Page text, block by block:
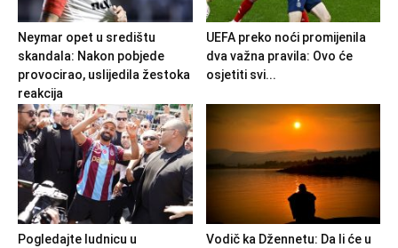
Neymar opet u središtu
skandala: Nakon pobjede
provocirao, uslijedila žestoka
reakcija
UEFA preko noći promijenila
dva važna pravila: Ovo će
osjetiti svi...
Pogledajte ludnicu u
Vodič ka Džennetu: Da li će u